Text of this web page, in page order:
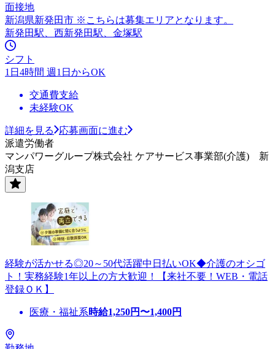
面接地
新潟県新発田市 ※こちらは募集エリアとなります。
新発田駅、西新発田駅、金塚駅
シフト
1日4時間 週1日からOK
交通費支給
未経験OK
詳細を見る
応募画面に進む
派遣労働者
マンパワーグループ株式会社 ケアサービス事業部(介護) 新
潟支店
経験が活かせる◎20～50代活躍中日払いOK◆介護のオシゴ
ト！実務経験1年以上の方大歓迎！【来社不要！WEB・電話
登録ＯＫ】
医療・福祉系時給1,250円〜1,400円